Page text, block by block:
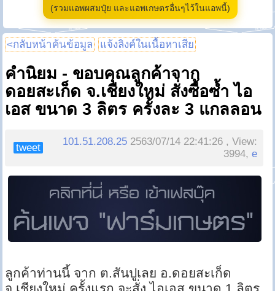
(รวมแอพผสมปุ๋ย และแอพเกษตรอื่นๆไว้ในแอพนี้)
<กลับหน้าค้นข้อมูล แจ้งลิงค์ในเนื้อหาเสีย
คำนิยม - ขอบคุณลูกค้าจาก
ดอยสะเก็ด จ.เชียงใหม่ สั่งซื้อซ้ำ ไอ
เอส ขนาด 3 ลิตร ครั้งละ 3 แกลลอน
tweet
101.51.208.25 2563/07/14 22:41:26 , View:
3994,e
ลูกค้าท่านนี้ จาก ต.สันปูเลย อ.ดอยสะเก็ด